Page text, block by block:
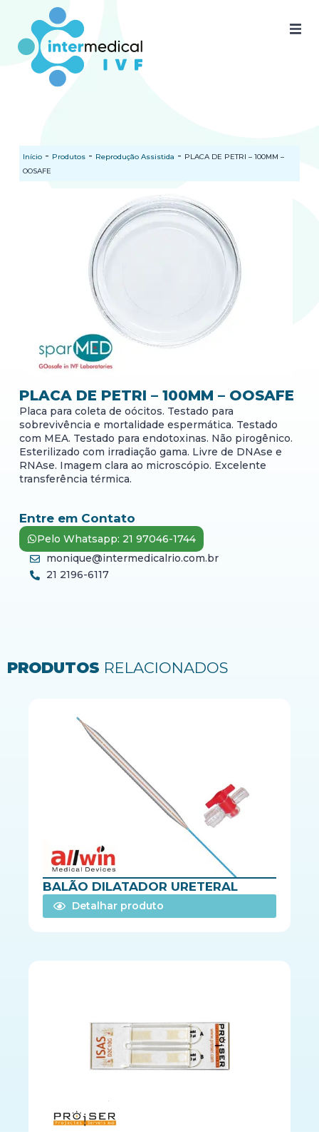
Home
SAC
Início - Produtos - Reprodução Assistida - PLACA DE PETRI – 100MM –
OOSAFE
PLACA DE PETRI – 100MM – OOSAFE
Placa para coleta de oócitos. Testado para
sobrevivência e mortalidade espermática. Testado
com MEA. Testado para endotoxinas. Não pirogênico.
Esterilizado com irradiação gama. Livre de DNAse e
RNAse. Imagem clara ao microscópio. Excelente
transferência térmica.
Entre em Contato
Pelo Whatsapp: 21 97046-1744
monique@intermedicalrio.com.br
21 2196-6117
PRODUTOS RELACIONADOS
BALÃO DILATADOR URETERAL
Detalhar produto